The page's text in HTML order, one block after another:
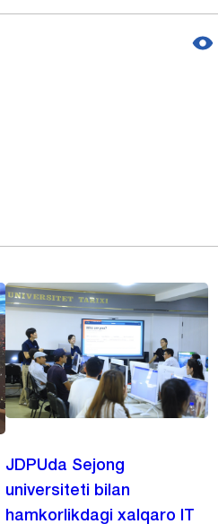
JDPUda Sejong
universiteti bilan
hamkorlikdagi xalqaro IT